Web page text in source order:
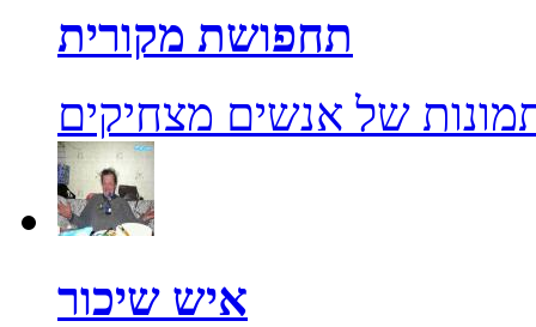
תחפושת מקורית
של אנשים מצחיקים
איש שיכור